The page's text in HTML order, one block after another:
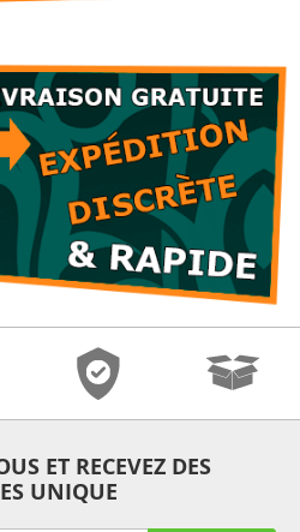
ET RECEVEZ DES
UNIQUE